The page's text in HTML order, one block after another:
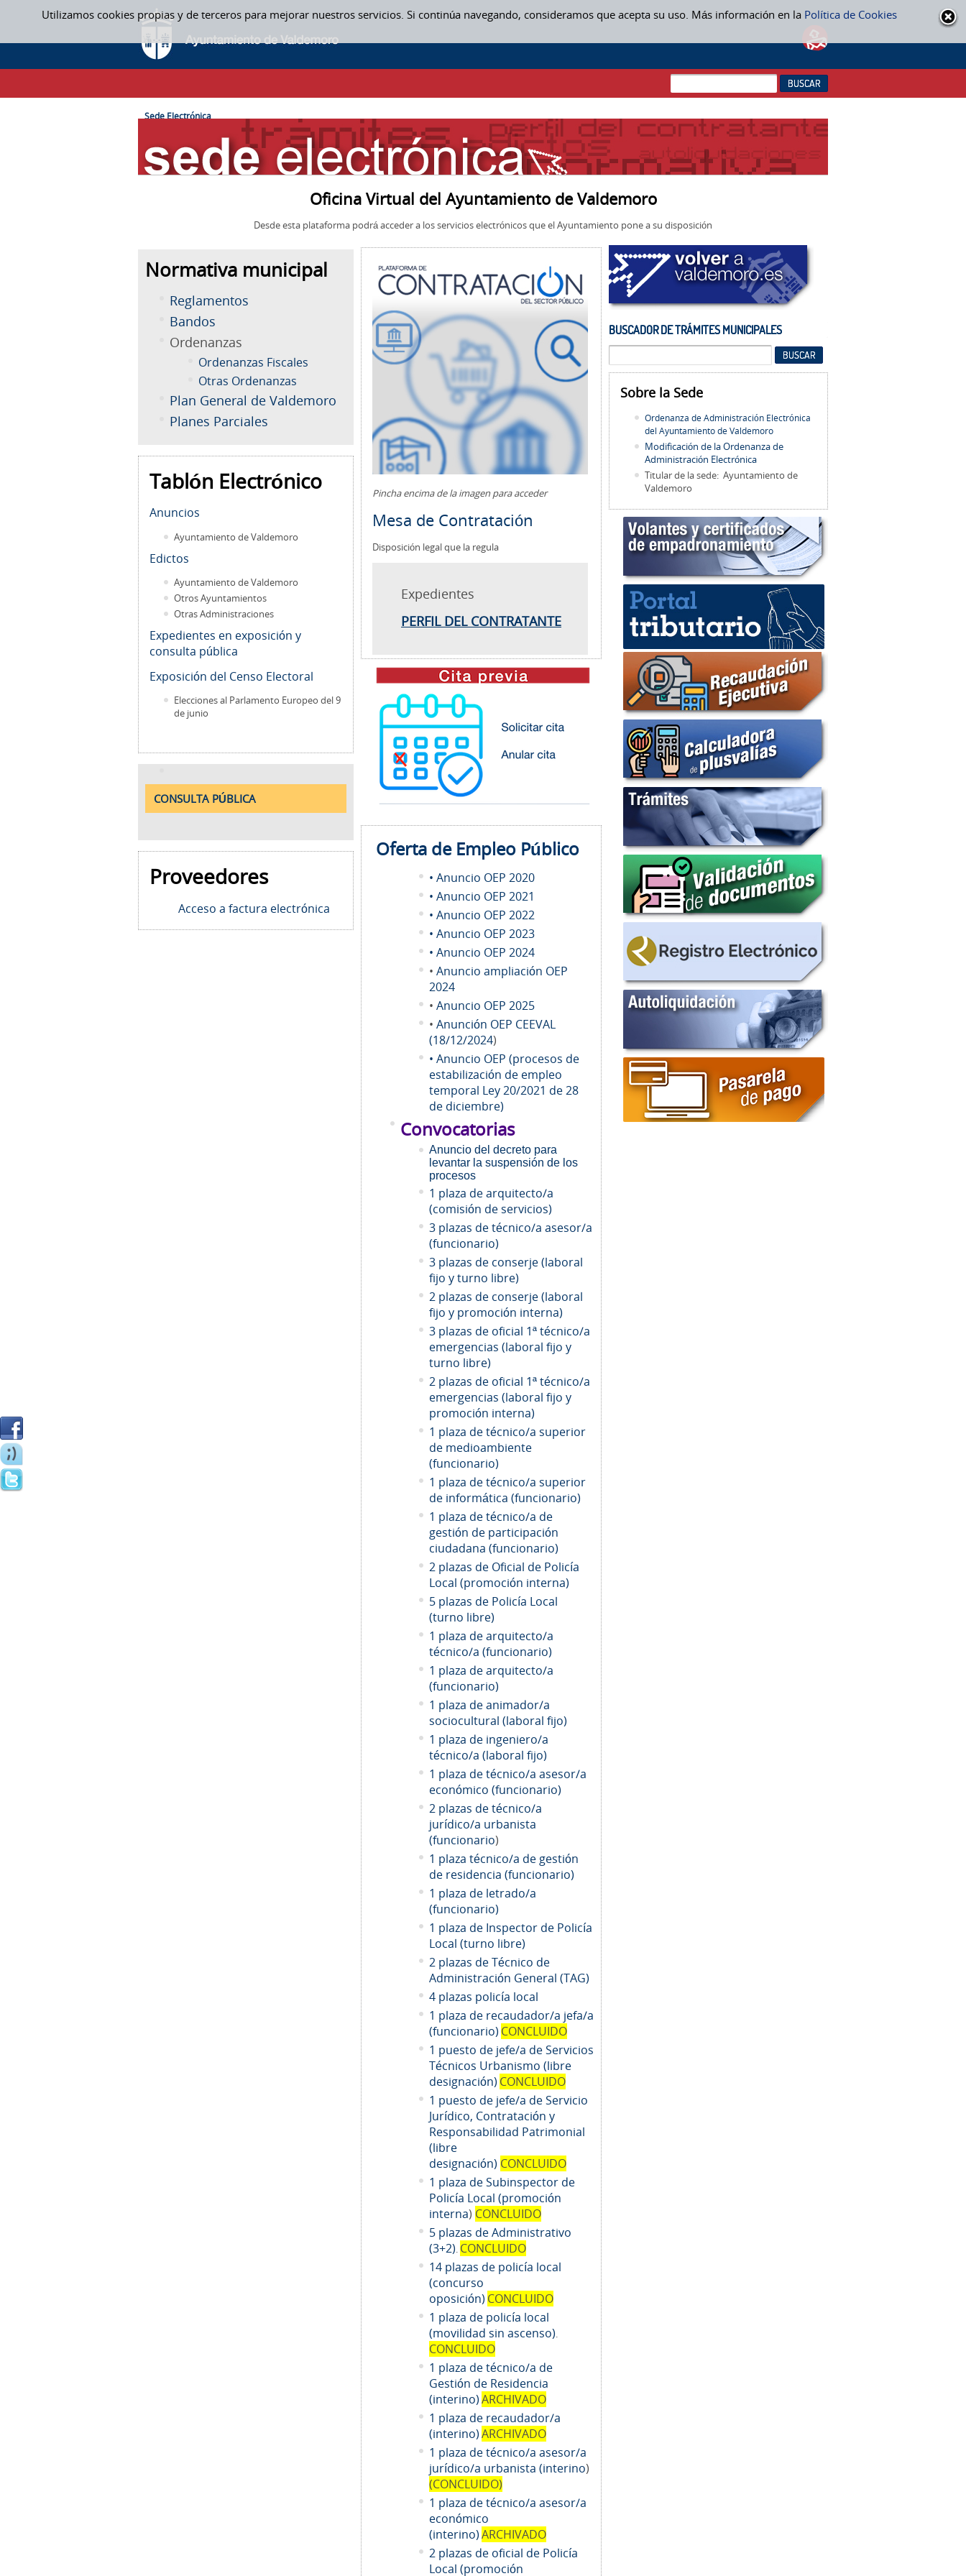
Utilizamos cookies propias y de terceros para mejorar nuestros servicios. Si continúa navegando, consideramos que acepta su uso. Más información en la Política de Cookies
Saltar al contenido
SEDE ELECTRÓNICA
CAMINO DE MIGAS
Sede Electrónica
Oficina Virtual del Ayuntamiento de Valdemoro
Desde esta plataforma podrá acceder a los servicios electrónicos que el Ayuntamiento pone a su disposición
Normativa municipal
Reglamentos
Bandos
Ordenanzas
Ordenanzas Fiscales
Otras Ordenanzas
Plan General de Valdemoro
Planes Parciales
Tablón Electrónico
Anuncios
Ayuntamiento de Valdemoro
Edictos
Ayuntamiento de Valdemoro
Otros Ayuntamientos
Otras Administraciones
Expedientes en exposición y
consulta pública
Exposición del Censo Electoral
Elecciones al Parlamento Europeo del 9
de junio
CONSULTA PÚBLICA
Proveedores
Acceso a factura electrónica
Pincha encima de la imagen para acceder
Mesa de Contratación
Disposición legal que la regula
Expedientes
PERFIL DEL CONTRATANTE
Oferta de Empleo Público
• Anuncio OEP 2020
• Anuncio OEP 2021
• Anuncio OEP 2022
• Anuncio OEP 2023
• Anuncio OEP 2024
• Anuncio ampliación OEP
2024
• Anuncio OEP 2025
• Anunción OEP CEEVAL
(18/12/2024)
• Anuncio OEP (procesos de
estabilización de empleo
temporal Ley 20/2021 de 28
de diciembre)
Convocatorias
Anuncio del decreto para
levantar la suspensión de los
procesos
1 plaza de arquitecto/a
(comisión de servicios)
3 plazas de técnico/a asesor/a
(funcionario)
3 plazas de conserje (laboral
fijo y turno libre)
2 plazas de conserje (laboral
fijo y promoción interna)
3 plazas de oficial 1ª técnico/a
emergencias (laboral fijo y
turno libre)
2 plazas de oficial 1ª técnico/a
emergencias (laboral fijo y
promoción interna)
1 plaza de técnico/a superior
de medioambiente
(funcionario)
1 plaza de técnico/a superior
de informática (funcionario)
1 plaza de técnico/a de
gestión de participación
ciudadana (funcionario)
2 plazas de Oficial de Policía
Local (promoción interna)
5 plazas de Policía Local
(turno libre)
1 plaza de arquitecto/a
técnico/a (funcionario)
1 plaza de arquitecto/a
(funcionario)
1 plaza de animador/a
sociocultural (laboral fijo)
1 plaza de ingeniero/a
técnico/a (laboral fijo)
1 plaza de técnico/a asesor/a
económico (funcionario)
2 plazas de técnico/a
jurídico/a urbanista
(funcionario)
1 plaza técnico/a de gestión
de residencia (funcionario)
1 plaza de letrado/a
(funcionario)
1 plaza de Inspector de Policía
Local (turno libre)
2 plazas de Técnico de
Administración General (TAG)
4 plazas policía local
1 plaza de recaudador/a jefa/a
(funcionario) CONCLUIDO
1 puesto de jefe/a de Servicios
Técnicos Urbanismo (libre
designación) CONCLUIDO
1 puesto de jefe/a de Servicio
Jurídico, Contratación y
Responsabilidad Patrimonial
(libre
designación) CONCLUIDO
1 plaza de Subinspector de
Policía Local (promoción
interna) CONCLUIDO
5 plazas de Administrativo
(3+2). CONCLUIDO
14 plazas de policía local
(concurso
oposición) CONCLUIDO
1 plaza de policía local
(movilidad sin ascenso).
CONCLUIDO
1 plaza de técnico/a de
Gestión de Residencia
(interino)ARCHIVADO
1 plaza de recaudador/a
(interino)ARCHIVADO
1 plaza de técnico/a asesor/a
jurídico/a urbanista (interino)
(CONCLUIDO)
1 plaza de técnico/a asesor/a
económico
(interino)ARCHIVADO
2 plazas de oficial de Policía
Local (promoción
BUSCADOR DE TRÁMITES MUNICIPALES
Sobre la Sede
Ordenanza de Administración Electrónica
del Ayuntamiento de Valdemoro
Modificación de la Ordenanza de
Administración Electrónica
Titular de la sede: Ayuntamiento de
Valdemoro